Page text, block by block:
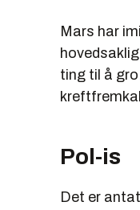
Mars har
ting til å
Pol-is
Det er